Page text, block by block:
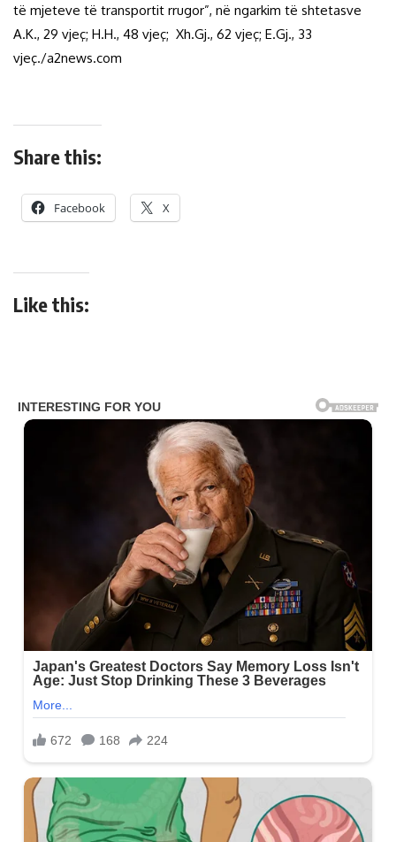
të mjeteve të transportit rrugor”, në ngarkim të shtetasve
A.K., 29 vjeç; H.H., 48 vjeç; Xh.Gj., 62 vjeç; E.Gj., 33
vjeç./a2news.com
Share this:
Facebook X
Like this: